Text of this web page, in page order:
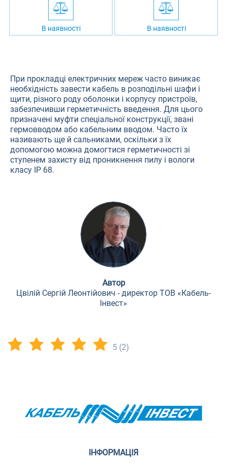
При прокладці електричних мереж часто виникає
необхідність завести кабель в розподільні шафи і
щити, різного роду оболонки і корпусу пристроїв,
забезпечивши герметичність введення. Для цього
призначені муфти спеціальної конструкції, звані
гермовводом або кабельним вводом. Часто їх
називають ще й сальниками, оскільки з їх
допомогою можна домогтися герметичності зі
ступенем захисту від проникнення пилу і вологи
класу IP 68.
Автор
Цвілій Сергій Леонтійович - директор ТОВ «Кабель-
Інвест»
5 (2)
В наявності В наявності
ІНФОРМАЦІЯ